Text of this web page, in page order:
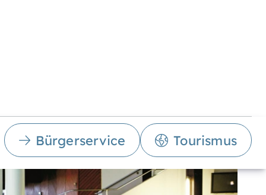
Bürgerservice Tourismus